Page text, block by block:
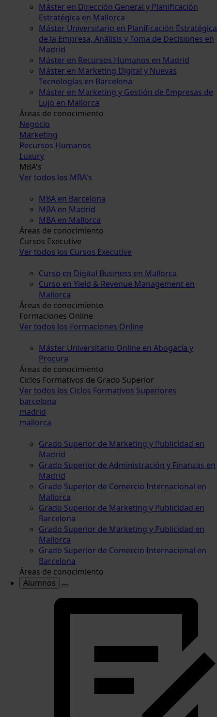
Máster en Dirección General y Planificación
Estratégica en Mallorca
Máster Universitario en Planificación Estratégica
de la Empresa, Análisis y Toma de Decisiones en
Madrid
Máster en Recursos Humanos en Madrid
Máster en Marketing Digital y Nuevas
Tecnologías en Barcelona
Máster en Marketing y Gestión de Empresas de
Lujo en Mallorca
Áreas de conocimiento
Negocio
Marketing
Recursos Humanos
Luxury
MBA's
Ver todos los MBA's
MBA en Barcelona
MBA en Madrid
MBA en Mallorca
Áreas de conocimiento
Cursos Executive
Ver todos los Cursos Executive
Curso en Digital Business en Mallorca
Curso en Yield & Revenue Management en
Mallorca
Áreas de conocimiento
Formaciones Online
Ver todos los Formaciones Online
Máster Universitario Online en Abogacía y
Procura
Áreas de conocimiento
Ciclos Formativos de Grado Superior
Ver todos los Ciclos Formativos Superiores
barcelona
madrid
mallorca
Grado Superior de Marketing y Publicidad en
Madrid
Grado Superior de Administración y Finanzas en
Madrid
Grado Superior de Comercio Internacional en
Mallorca
Grado Superior de Marketing y Publicidad en
Barcelona
Grado Superior de Marketing y Publicidad en
Mallorca
Grado Superior de Comercio Internacional en
Barcelona
Áreas de conocimiento
Alumnos